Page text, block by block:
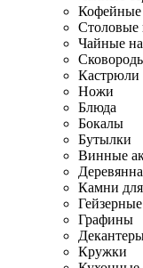
Кофейные
Столовые
Чайные
Кастрюли
Ножи
Блюда
Бокалы
Бутылки
Винные
Камни
Графины
Кружки